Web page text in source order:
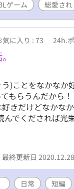
る二人。ニルは
……よかった、君
……はずだったが
たときには、セシ
前では情緒不安
ポジションの護衛
す ※18歳で成人
ります ※◆印の
23：45の間に
ります。メインCP
人編終了いたしま
たしました ※現
更新中
ゲーム 総愛され
気に入り : 73 24h.
)ことをなかなか
もらうんだから
きだけどなかな
でくだされば光栄
最終更新日 2020.12.28
日常 短編